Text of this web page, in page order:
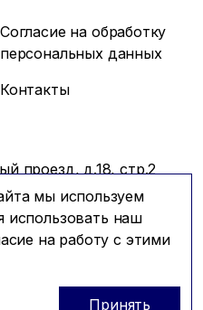
мы используем
наш
на работу с этими
Принять
Согласие на обработку
персональных данных
Контакты
проезд, д.18, стр.2
с нами
Prominado